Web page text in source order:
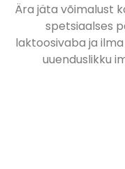
Ära jäta võimalust
spetsiaalses
laktoosivaba ja
uuenduslikku